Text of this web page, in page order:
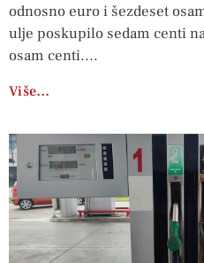
odnosno euro i šezdeset
ulje poskupilo sedam centi
osam centi.
Više…